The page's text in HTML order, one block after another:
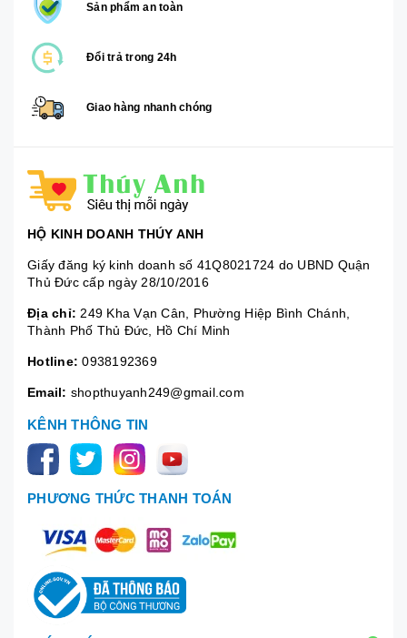
Sản phẩm an toàn
Đổi trả trong 24h
Giao hàng nhanh chóng
HỘ KINH DOANH THÚY ANH
Giấy đăng ký kinh doanh số 41Q8021724 do UBND Quận
Thủ Đức cấp ngày 28/10/2016
Địa chỉ: 249 Kha Vạn Cân, Phường Hiệp Bình Chánh,
Thành Phố Thủ Đức, Hồ Chí Minh
Hotline: 0938192369
Email: shopthuyanh249@gmail.com
KÊNH THÔNG TIN
PHƯƠNG THỨC THANH TOÁN